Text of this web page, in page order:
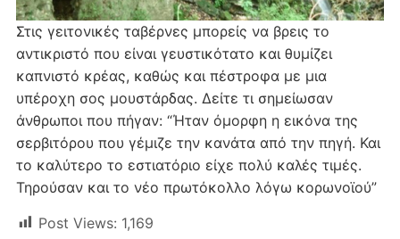
Στις γειτονικές ταβέρνες μπορείς να βρεις το
αντικριστό που είναι γευστικότατο και θυμίζει
καπνιστό κρέας, καθώς και πέστροφα με μια
υπέροχη σoς μουστάρδας. Δείτε τι σημείωσαν
άνθρωποι που πήγαν: “Ήταν όμορφη η εικόνα της
σερβιτόρου που γέμιζε την κανάτα από την πηγή. Και
το καλύτερο το εστιατόριο είχε πολύ καλές τιμές.
Τηρούσαν και το νέο πρωτόκολλο λόγω κορωνοϊού”
Post Views: 1,169